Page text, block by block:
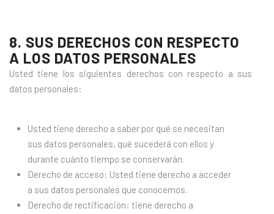
8. SUS DERECHOS CON RESPECTO
A LOS DATOS PERSONALES
Usted tiene los siguientes derechos con respecto a sus
datos personales:
Usted tiene derecho a saber por qué se necesitan
sus datos personales, qué sucederá con ellos y
durante cuánto tiempo se conservarán.
Derecho de acceso: Usted tiene derecho a acceder
a sus datos personales que conocemos.
Derecho de rectificación: tiene derecho a